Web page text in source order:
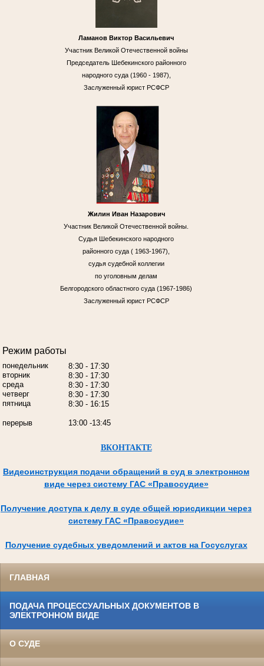
Ламанов Виктор Васильевич
Участник Великой Отечественной войны
Председатель Шебекинского районного
народного суда (1960 - 1987),
Заслуженный юрист РСФСР
Жилин Иван Назарович
Участник Великой Отечественной войны.
Судья Шебекинского народного
районного суда ( 1963-1967),
судья судебной коллегии
по уголовным делам
Белгородского областного суда (1967-1986)
Заслуженный юрист РСФСР
Режим работы
понедельник
вторник
среда
четверг
пятница
перерыв
8:30 - 17:30
8:30 - 17:30
8:30 - 17:30
8:30 - 17:30
8:30 - 16:15
13:00 -13:45
ВКОНТАКТЕ
Видеоинструкция подачи обращений в суд в электронном
виде через систему ГАС «Правосудие»
Получение доступа к делу в суде общей юрисдикции через
систему ГАС «Правосудие»
Получение судебных уведомлений и актов на Госуслугах
ГЛАВНАЯ
ПОДАЧА ПРОЦЕССУАЛЬНЫХ ДОКУМЕНТОВ В
ЭЛЕКТРОННОМ ВИДЕ
О СУДЕ